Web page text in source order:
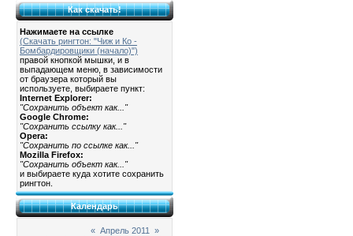
Как скачать!
Нажимаете на ссылке
(Скачать рингтон: "Чиж и Ко -
Бомбардировщики (начало)")
правой кнопкой мышки, и в
выпадающем меню, в зависимости
от браузера который вы
используете, выбираете пункт:
Internet Explorer:
"Сохранить объект как..."
Google Chrome:
"Сохранить ссылку как..."
Opera:
"Сохранить по ссылке как..."
Mozilla Firefox:
"Сохранить объект как..."
и выбираете куда хотите сохранить
рингтон.
Календарь
« Апрель 2011
»